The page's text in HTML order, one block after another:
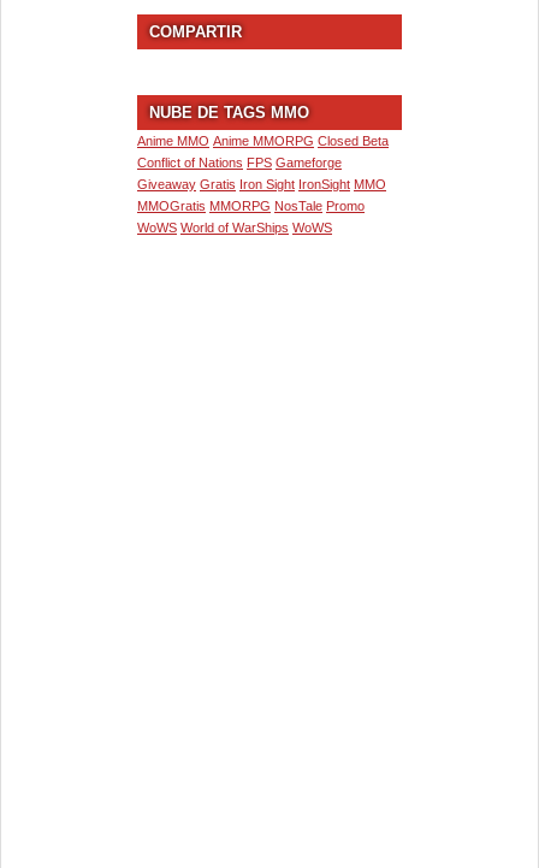
COMPARTIR
NUBE DE TAGS MMO
Anime MMO Anime MMORPG Closed Beta
Conflict of Nations FPS Gameforge
Giveaway Gratis Iron Sight IronSight MMO
MMOGratis MMORPG NosTale Promo
WoWS World of WarShips WoWS